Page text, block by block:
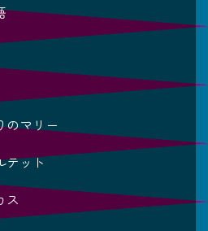
のマリー
テット
ス